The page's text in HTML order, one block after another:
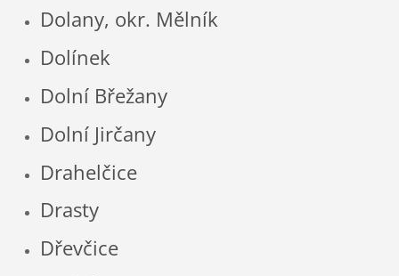
Dolany, okr. Mělník
Dolínek
Dolní Břežany
Dolní Jirčany
Drahelčice
Drasty
Dřevčice